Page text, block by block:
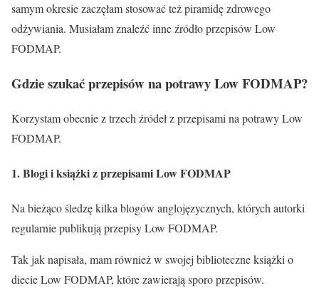
samym okresie zaczęłam stosować też piramidę zdrowego
odżywiania. Musiałam znaleźć inne źródło przepisów Low
FODMAP.
Gdzie szukać przepisów na potrawy Low FODMAP?
Korzystam obecnie z trzech źródeł z przepisami na potrawy Low
FODMAP.
1. Blogi i książki z przepisami Low FODMAP
Na bieżąco śledzę kilka blogów anglojęzycznych, których autorki
regularnie publikują przepisy Low FODMAP.
Tak jak napisała, mam również w swojej biblioteczne książki o
diecie Low FODMAP, które zawierają sporo przepisów.